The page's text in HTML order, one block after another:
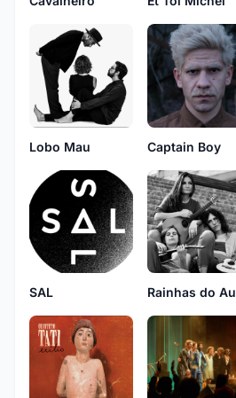
Lobo Mau Captain Boy
SAL